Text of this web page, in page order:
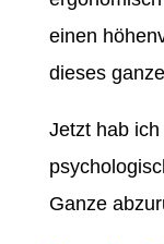
einen
dieses
Jetzt hab
Ganze